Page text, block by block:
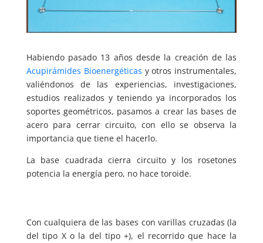
Habiendo pasado 13 años desde la creación de las
Acupirámides Bioenergéticas y otros instrumentales,
valiéndonos de las experiencias, investigaciones,
estudios realizados y teniendo ya incorporados los
soportes geométricos, pasamos a crear las bases de
acero para cerrar circuito, con ello se observa la
importancia que tiene el hacerlo.
La base cuadrada cierra circuito y los rosetones
potencia la energía pero, no hace toroide.
Con cualquiera de las bases con varillas cruzadas (la
del tipo X o la del tipo +), el recorrido que hace la